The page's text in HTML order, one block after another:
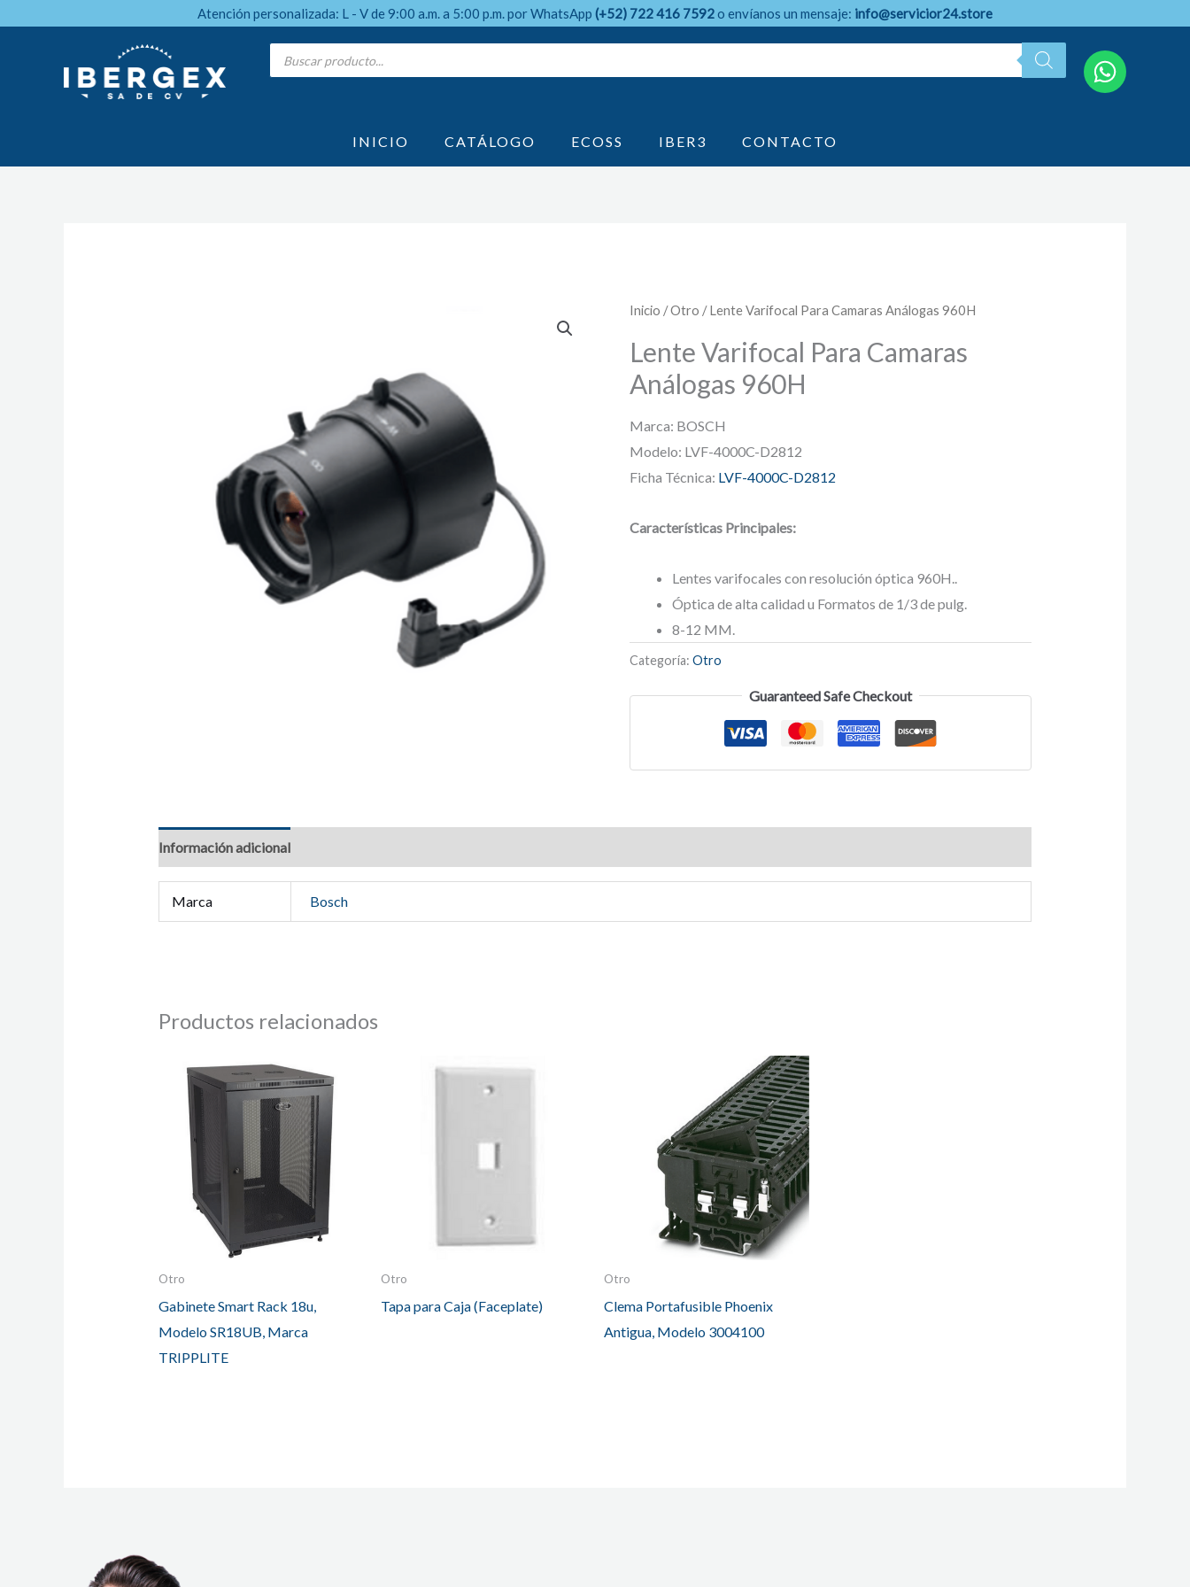
Atención personalizada: L - V de 9:00 a.m. a 5:00 p.m. por WhatsApp (+52) 722 416 7592o envíanos un mensaje: info@servicior24.store
Products
search
INICIO CATÁLOGO ECOSS IBER3 CONTACTO
Inicio /Otro / Lente Varifocal Para Camaras Análogas 960H
Lente Varifocal Para Camaras
Análogas 960H
Marca: BOSCH
Modelo: LVF-4000C-D2812
Ficha Técnica: LVF-4000C-D2812
Características Principales:
Lentes varifocales con resolución óptica 960H..
Óptica de alta calidad u Formatos de 1/3 de pulg.
8-12 MM.
Categoría:Otro
Guaranteed Safe Checkout
Información adicional
Marca Bosch
Productos relacionados
Otro
Gabinete Smart Rack 18u,
Modelo SR18UB, Marca
TRIPPLITE
Otro
Tapa para Caja (Faceplate)
Otro
Clema Portafusible Phoenix
Antigua, Modelo 3004100